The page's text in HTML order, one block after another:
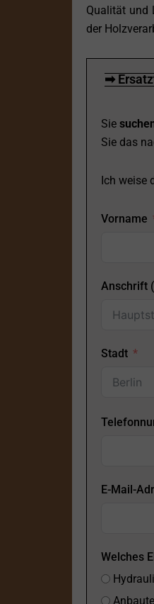
Qualität und
der
➡
Sie
Sie das
Ich weise
Vorname
Anschrift
Stadt
E-Mail-
Welches